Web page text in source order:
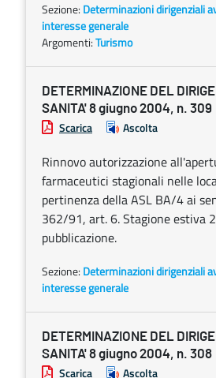
Sezione: Determinazioni dirigenziali
interesse generale
Argomenti:Turismo
DETERMINAZIONE DEL
SANITA' 8 giugno 2004, n. 309
Scarica Ascolta
Rinnovo autorizzazione
farmaceutici stagionali nelle
pertinenza della ASL BA/4 ai
362/91, art. 6. Stagione estiva
pubblicazione.
Sezione: Determinazioni dirigenziali
interesse generale
DETERMINAZIONE DEL
SANITA' 8 giugno 2004, n. 308
Scarica Ascolta